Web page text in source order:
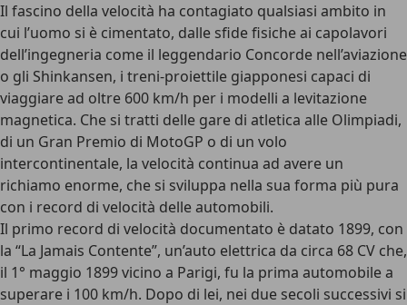
Il fascino della velocità ha contagiato qualsiasi ambito in
cui l’uomo si è cimentato, dalle sfide fisiche ai capolavori
dell’ingegneria come il leggendario Concorde nell’aviazione
o gli Shinkansen, i treni-proiettile giapponesi capaci di
viaggiare ad oltre 600 km/h per i modelli a levitazione
magnetica. Che si tratti delle gare di atletica alle Olimpiadi,
di un Gran Premio di MotoGP o di un volo
intercontinentale, la velocità continua ad avere un
richiamo enorme, che si sviluppa nella sua forma più pura
con i record di velocità delle automobili.
Il primo record di velocità documentato è datato 1899, con
la “La Jamais Contente”, un’auto elettrica da circa 68 CV che,
il 1° maggio 1899 vicino a Parigi, fu la prima automobile a
superare i 100 km/h. Dopo di lei, nei due secoli successivi si